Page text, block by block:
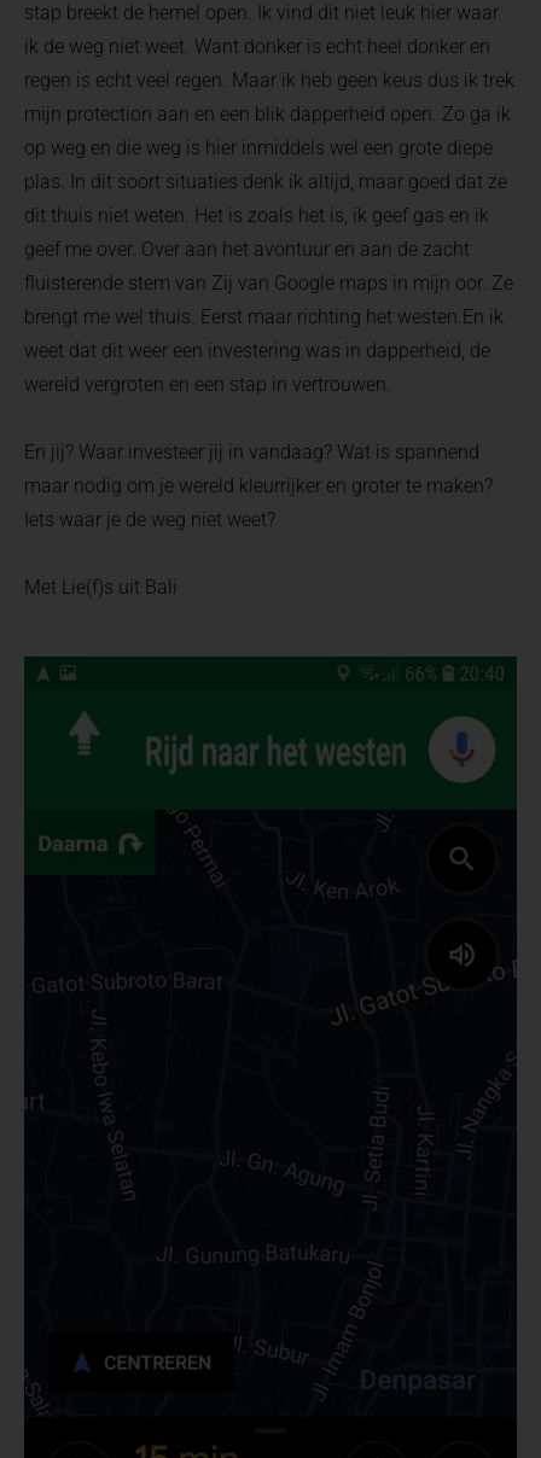
stap breekt de hemel open. Ik vind dit niet leuk hier waar
ik de weg niet weet. Want donker is echt heel donker en
regen is echt veel regen. Maar ik heb geen keus dus ik trek
mijn protection aan en een blik dapperheid open. Zo ga ik
op weg en die weg is hier inmiddels wel een grote diepe
plas. In dit soort situaties denk ik altijd, maar goed dat ze
dit thuis niet weten. Het is zoals het is, ik geef gas en ik
geef me over. Over aan het avontuur en aan de zacht
fluisterende stem van Zij van Google maps in mijn oor. Ze
brengt me wel thuis. Eerst maar richting het westen.En ik
weet dat dit weer een investering was in dapperheid, de
wereld vergroten en een stap in vertrouwen.
En jij? Waar investeer jij in vandaag? Wat is spannend
maar nodig om je wereld kleurrijker en groter te maken?
Iets waar je de weg niet weet?
Met Lie(f)s uit Bali